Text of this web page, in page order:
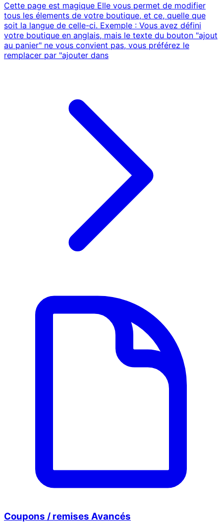
Cette page est magique Elle vous permet de modifier
tous les élements de votre boutique, et ce, quelle que
soit la langue de celle-ci. Exemple : Vous avez défini
votre boutique en anglais, mais le texte du bouton "ajout
au panier" ne vous convient pas, vous préférez le
remplacer par "ajouter dans
Coupons / remises Avancés